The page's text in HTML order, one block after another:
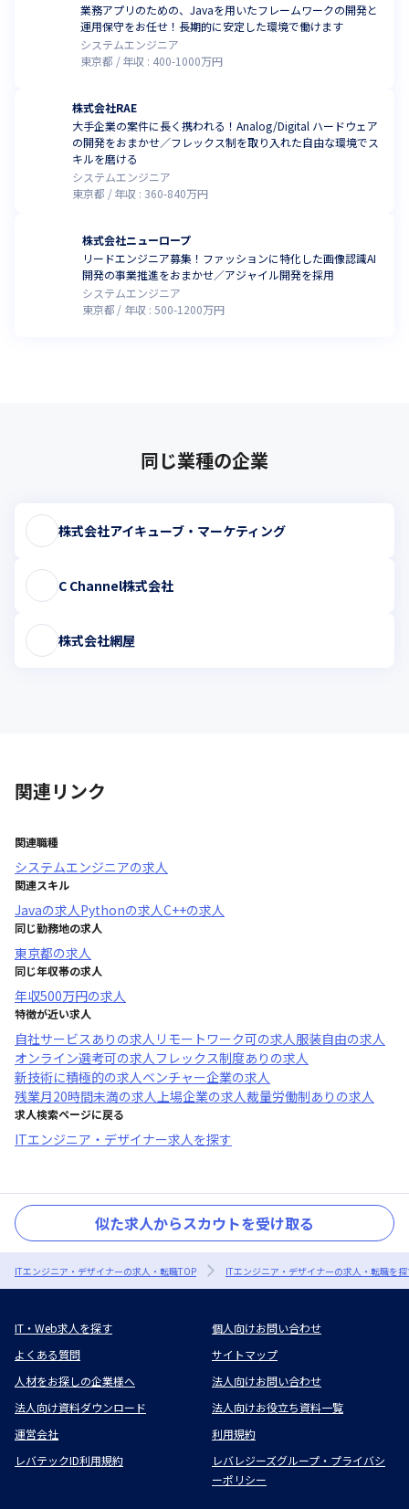
業務アプリのための、Javaを用いたフレームワークの開発と
運用保守をお任せ！長期的に安定した環境で働けます
システムエンジニア
東京都
年収 : 400-1000万円
株式会社RAE
大手企業の案件に長く携われる！Analog/Digital ハードウェア
の開発をおまかせ／フレックス制を取り入れた自由な環境でス
キルを磨ける
システムエンジニア
東京都
年収 : 360-840万円
株式会社ニューロープ
リードエンジニア募集！ファッションに特化した画像認識AI
開発の事業推進をおまかせ／アジャイル開発を採用
システムエンジニア
東京都
年収 : 500-1200万円
同じ業種の企業
株式会社アイキューブ・マーケティング
C Channel株式会社
株式会社網屋
関連リンク
関連職種
システムエンジニアの求人
関連スキル
Javaの求人Pythonの求人C++の求人
同じ勤務地の求人
東京都の求人
同じ年収帯の求人
年収500万円の求人
特徴が近い求人
自社サービスあり の求人 リモートワーク可の求人服装自由の求人
オンライン選考可の求人フレックス制度あり の求人
新技術に積極的の求人ベンチャー企業の求人
残業月20時間未満の求人上場企業の求人裁量労働制あり の求人
求人検索ページに戻る
ITエンジニア・デザイナー求人を探す
似た求人からスカウトを受け取る
ITエンジニア・デザイナーの求人・転職TOP ITエンジニア・デザイナーの求人・転職を
IT・Web求人を探す
個人向けお問い合わせ
よくある質問
サイトマップ
人材をお探しの企業様へ
法人向けお問い合わせ
法人向け資料ダウンロード
法人向けお役立ち資料一覧
運営会社
利用規約
レバテックID利用規約
レバレジーズグループ・プライバシ
ーポリシー